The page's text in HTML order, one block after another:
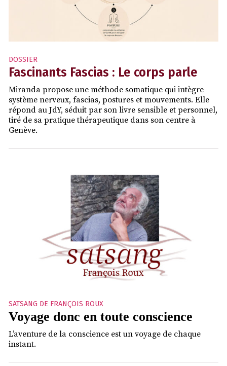
DOSSIER
Fascinants Fascias : Le corps parle
Miranda propose une méthode somatique qui intègre
système nerveux, fascias, postures et mouvements. Elle
répond au JdY, séduit par son livre sensible et personnel,
tiré de sa pratique thérapeutique dans son centre à
Genève.
SATSANG DE FRANÇOIS ROUX
Voyage donc en toute conscience
L’aventure de la conscience est un voyage de chaque
instant.